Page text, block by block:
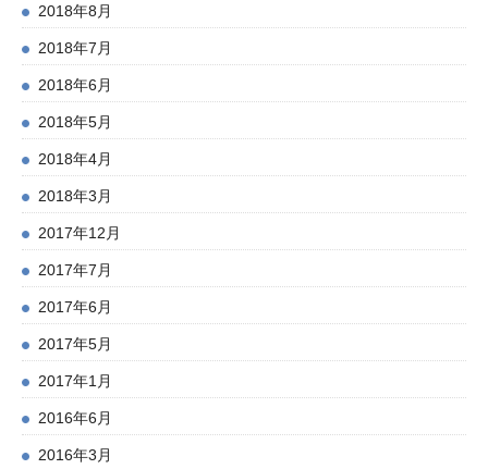
2018年8月
2018年7月
2018年6月
2018年5月
2018年4月
2018年3月
2017年12月
2017年7月
2017年6月
2017年5月
2017年1月
2016年6月
2016年3月